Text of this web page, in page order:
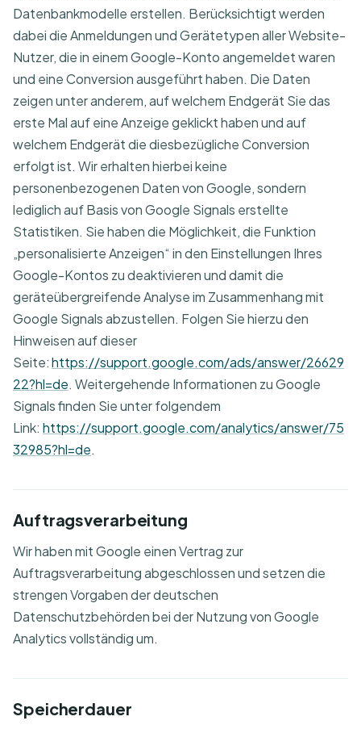
Datenbankmodelle erstellen. Berücksichtigt werden
dabei die Anmeldungen und Gerätetypen aller Website-
Nutzer, die in einem Google-Konto angemeldet waren
und eine Conversion ausgeführt haben. Die Daten
zeigen unter anderem, auf welchem Endgerät Sie das
erste Mal auf eine Anzeige geklickt haben und auf
welchem Endgerät die diesbezügliche Conversion
erfolgt ist. Wir erhalten hierbei keine
personenbezogenen Daten von Google, sondern
lediglich auf Basis von Google Signals erstellte
Statistiken. Sie haben die Möglichkeit, die Funktion
„personalisierte Anzeigen“ in den Einstellungen Ihres
Google-Kontos zu deaktivieren und damit die
geräteübergreifende Analyse im Zusammenhang mit
Google Signals abzustellen. Folgen Sie hierzu den
Hinweisen auf dieser
Seite:https://support.google.com/ads/answer/26629
22?hl=de. Weitergehende Informationen zu Google
Signals finden Sie unter folgendem
Link: https://support.google.com/analytics/answer/75
32985?hl=de.
Auftragsverarbeitung
Wir haben mit Google einen Vertrag zur
Auftragsverarbeitung abgeschlossen und setzen die
strengen Vorgaben der deutschen
Datenschutzbehörden bei der Nutzung von Google
Analytics vollständig um.
Speicherdauer